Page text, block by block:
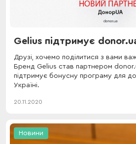
Gelius підтримує
Друзі, хочемо поділитися з вами
Бренд Gelius став партнером
підтримує бонусну програму для
Україні.
20.11.2020
Новини